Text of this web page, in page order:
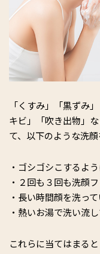
「くすみ」「黒ずみ
キビ」「吹き出物」
て、以下のような洗
・ゴシゴシこするよ
・２回も３回も洗顔
・長い時間顔を洗っ
・熱いお湯で洗い流
これらに当てはまる